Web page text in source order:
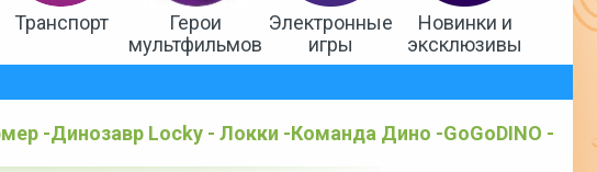
Транспорт
Герои
мультфильмов
Электронные
игры
Новинки и
эксклюзивы
-Динозавр Locky - Локки -Команда Дино -GoGoDINO -